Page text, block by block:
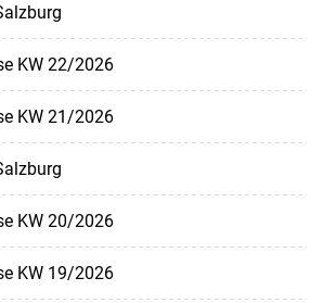
KW 22/2026
KW 21/2026
KW 20/2026
KW 19/2026